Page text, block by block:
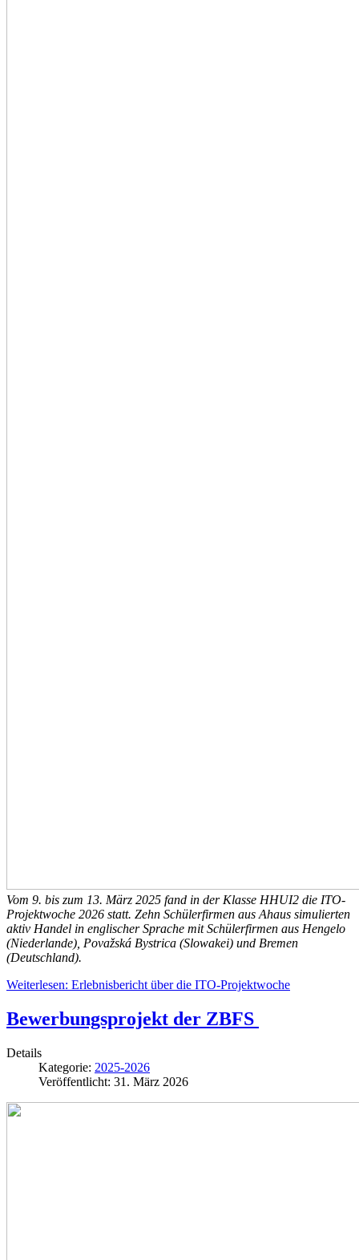
Vom 9. bis zum 13. März 2025 fand in der Klasse HHUI2 die ITO-
Projektwoche 2026 statt. Zehn Schülerfirmen aus Ahaus simulierten
aktiv Handel in englischer Sprache mit Schülerfirmen aus Hengelo
(Niederlande), Považská Bystrica (Slowakei) und Bremen
(Deutschland).
Weiterlesen: Erlebnisbericht über die ITO-Projektwoche
Bewerbungsprojekt der ZBFS
Details
Kategorie: 2025-2026
Veröffentlicht: 31. März 2026